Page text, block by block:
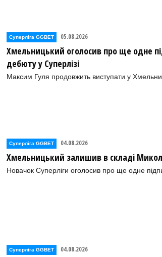
Суперліга GGBET 05.08.2026
Хмельницький оголосив про ще одне
дебюту у Суперлізі
Максим Гуля продовжить виступати у
Суперліга GGBET 04.08.2026
Хмельницький залишив в складі
Новачок Суперліги оголосив про ще одне
Суперліга GGBET 04.08.2026